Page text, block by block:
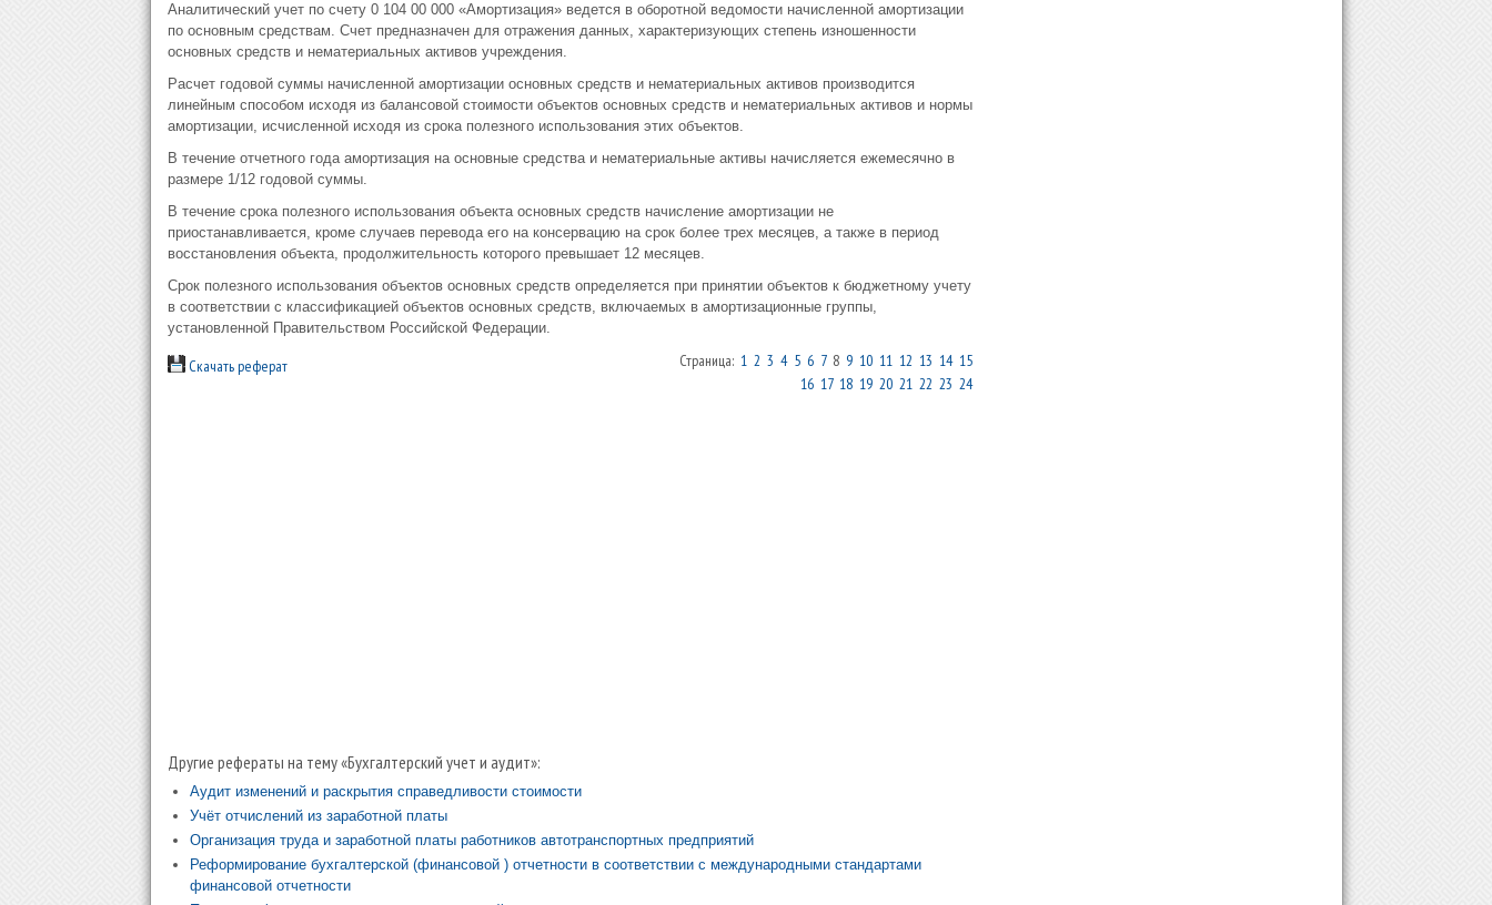
Аналитический учет по счету 0 104 00 000 «Амортизация» ведется в оборотной ведомости начисленной амортизации
по основным средствам. Счет предназначен для отражения данных, характеризующих степень изношенности
основных средств и нематериальных активов учреждения.
Расчет годовой суммы начисленной амортизации основных средств и нематериальных активов производится
линейным способом исходя из балансовой стоимости объектов основных средств и нематериальных активов и нормы
амортизации, исчисленной исходя из срока полезного использования этих объектов.
В течение отчетного года амортизация на основные средства и нематериальные активы начисляется ежемесячно в
размере 1/12 годовой суммы.
В течение срока полезного использования объекта основных средств начисление амортизации не
приостанавливается, кроме случаев перевода его на консервацию на срок более трех месяцев, а также в период
восстановления объекта, продолжительность которого превышает 12 месяцев.
Срок полезного использования объектов основных средств определяется при принятии объектов к бюджетному учету
в соответствии с классификацией объектов основных средств, включаемых в амортизационные группы,
установленной Правительством Российской Федерации.
Скачать реферат Страница: 1 2 3 4 5 6 78 9 10 11 12 13 14 15
16 17 18 19 20 21 22 23 24
Другие рефераты на тему «Бухгалтерский учет и аудит»:
Аудит изменений и раскрытия справедливости стоимости
Учёт отчислений из заработной платы
Организация труда и заработной платы работников автотранспортных предприятий
Реформирование бухгалтерской (финансовой ) отчетности в соответствии с международными стандартами
финансовой отчетности